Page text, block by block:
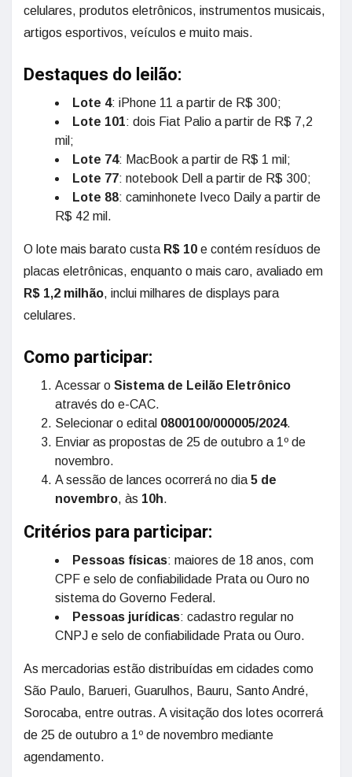
celulares, produtos eletrônicos, instrumentos musicais,
artigos esportivos, veículos e muito mais.
Destaques do leilão:
Lote 4: iPhone 11 a partir de R$ 300;
Lote 101: dois Fiat Palio a partir de R$ 7,2
mil;
Lote 74: MacBook a partir de R$ 1 mil;
Lote 77: notebook Dell a partir de R$ 300;
Lote 88: caminhonete Iveco Daily a partir de
R$ 42 mil.
O lote mais barato custa R$ 10 e contém resíduos de
placas eletrônicas, enquanto o mais caro, avaliado em
R$ 1,2 milhão, inclui milhares de displays para
celulares.
Como participar:
Acessar o Sistema de Leilão Eletrônico
através do e-CAC.
Selecionar o edital 0800100/000005/2024.
Enviar as propostas de 25 de outubro a 1º de
novembro.
A sessão de lances ocorrerá no dia 5 de
novembro, às 10h.
Critérios para participar:
Pessoas físicas: maiores de 18 anos, com
CPF e selo de confiabilidade Prata ou Ouro no
sistema do Governo Federal.
Pessoas jurídicas: cadastro regular no
CNPJ e selo de confiabilidade Prata ou Ouro.
As mercadorias estão distribuídas em cidades como
São Paulo, Barueri, Guarulhos, Bauru, Santo André,
Sorocaba, entre outras. A visitação dos lotes ocorrerá
de 25 de outubro a 1º de novembro mediante
agendamento.